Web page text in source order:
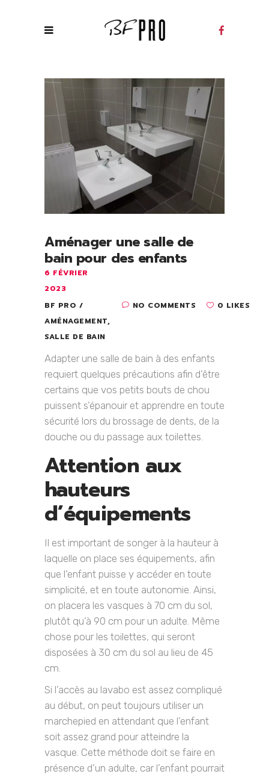
Aménager une salle de
bain pour des enfants
6 FÉVRIER
2023
BF PRO
AMÉNAGEMENT,
SALLE DE BAIN
NO COMMENTS 0 LIKES
Adapter une salle de bain à des enfants
requiert quelques précautions afin d’être
certains que vos petits bouts de chou
puissent s’épanouir et apprendre en toute
sécurité lors du brossage de dents, de la
douche ou du passage aux toilettes.
Attention aux
hauteurs
d’équipements
Il est important de songer à la hauteur à
laquelle on place ses équipements, afin
que l’enfant puisse y accéder en toute
simplicité, et en toute autonomie. Ainsi,
on placera les vasques à 70 cm du sol,
plutôt qu’à 90 cm pour un adulte. Même
chose pour les toilettes, qui seront
disposées à 30 cm du sol au lieu de 45
cm.
Si l’accès au lavabo est assez compliqué
au début, on peut toujours utiliser un
marchepied en attendant que l’enfant
soit assez grand pour atteindre la
vasque. Cette méthode doit se faire en
présence d’un adulte, car l’enfant pourrait